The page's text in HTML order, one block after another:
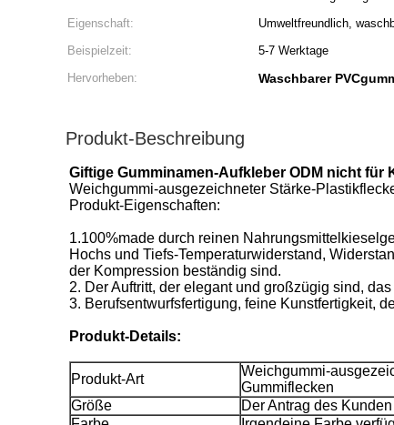
Eigenschaft:
Umweltfreundlich,
Beispielzeit:
5-7 Werktage
Hervorheben:
Waschbarer
Produkt-Beschreibung
Giftige Gumminamen-Aufkleber ODM nicht für
Weichgummi-ausgezeichneter Stärke-
Produkt-Eigenschaften:
1.100%made durch reinen
Hochs und Tiefs-Temperaturwiderstand,
der Kompression beständig sind.
2. Der Auftritt, der elegant und großzügig sind,
3. Berufsentwurfsfertigung, feine Kunstfertigkeit,
Produkt-Details:
Produkt-Art
Weichgummi-
Gummiflecken
Größe
Der Antrag des Kunden